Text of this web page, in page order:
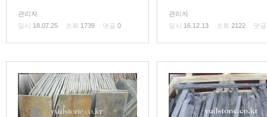
관리자
일시 18.07.25 조회 1739 댓글 0
관리자
일시 16.12.13 조회 2122 댓